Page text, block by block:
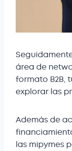
área de
formato B2B,
explorar las
Además de
las mipymes